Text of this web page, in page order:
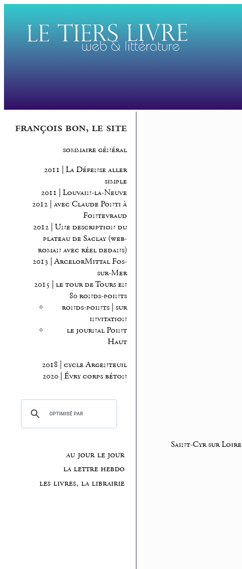
françois bon, le site
sommaire général
2011 | La Défense aller
simple
2011 | Louvain-la-Neuve
2012 | avec Claude Ponti à
Fontevraud
2012 | Une description du
plateau de Saclay (web-
roman avec réel dedans)
2013 | ArcelorMittal Fos-
sur-Mer
2015 | le tour de Tours en
80 ronds-points
ronds-points | sur
invitation
le journal Point
Haut
2018 | cycle Argenteuil
2020 | Évry corps béton
au jour le jour
la lettre hebdo
les livres, la librairie
Saint-Cyr sur Loire